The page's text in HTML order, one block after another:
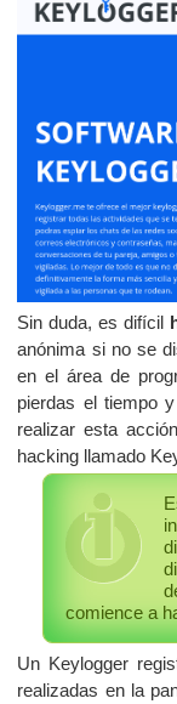
Sin duda, es difícil
anónima si no se
en el área de
pierdas el tiempo
realizar esta
hacking llamado
comience a
Un Keylogger
realizadas en la